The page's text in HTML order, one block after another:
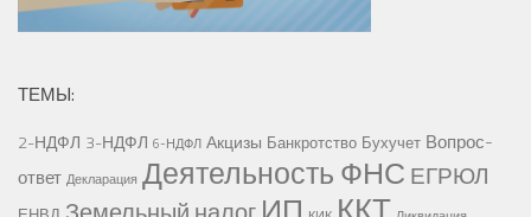
ТЕМЫ:
2-НДФЛ 3-НДФЛ 6-НДФЛ Акцизы Банкротство Бухучет Вопрос-
ответ Декларация Деятельность ФНС ЕГРЮЛ